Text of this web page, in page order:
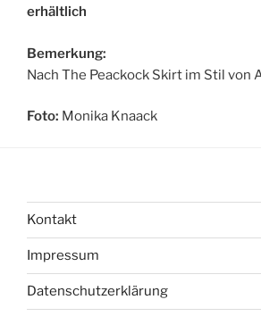
erhältlich
Bemerkung:
Nach The Peackock Skirt im Stil von
Foto: Monika Knaack
Kontakt
Impressum
Datenschutzerklärung